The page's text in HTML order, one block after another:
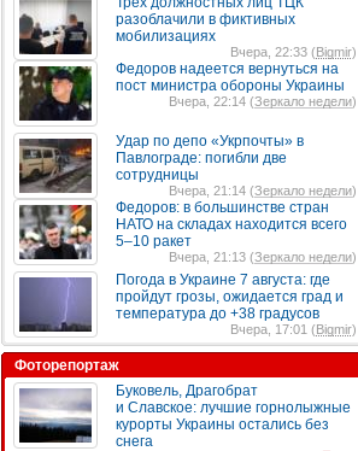
разоблачили в фиктивных
мобилизациях
Вчера, 22:33 (Bigmir)
Федоров надеется вернуться на
пост министра обороны Украины
Вчера, 22:14 (Зеркало недели)
Удар по депо «Укрпочты» в
Павлограде: погибли две
сотрудницы
Вчера, 21:14 (Зеркало недели)
Федоров: в большинстве стран
НАТО на складах находится всего
5–10 ракет
Вчера, 21:13 (Зеркало недели)
Погода в Украине 7 августа: где
пройдут грозы, ожидается град и
температура до +38 градусов
Вчера, 17:01 (Bigmir)
Фоторепортаж
Буковель, Драгобрат
и Славское: лучшие горнолыжные
курорты Украины остались без
снега